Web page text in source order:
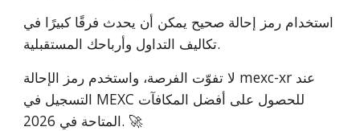
استخدام رمز إحالة صحيح يمكن أن يحدث فرقًا كبيرًا في
تكاليف التداول وأرباحك المستقبلية.
لا تفوّت الفرصة، واستخدم رمز الإحالة mexc-xr عند
التسجيل في MEXC للحصول على أفضل المكافآت
المتاحة في 2026. 🚀